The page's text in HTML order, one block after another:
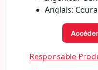
Anglais:
Responsable